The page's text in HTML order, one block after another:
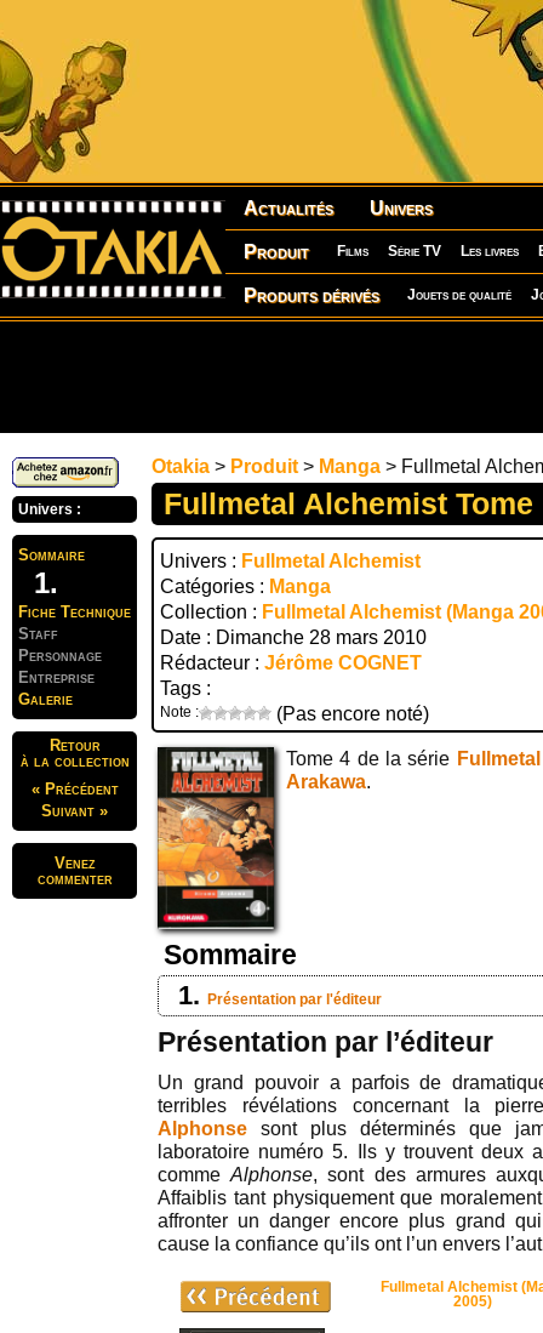
Actualités Univers
Produit Films Série TV Les livres
Produits dérivés Jouets de qualité
Univers :
Sommaire
Fiche Technique
Staff
Personnage
Entreprise
Galerie
Retour
à la collection
« Précédent
Suivant »
Venez
commenter
Otakia > Produit > Manga > Fullmetal
Fullmetal Alchemist Tome
Univers : Fullmetal Alchemist
Catégories : Manga
Collection : Fullmetal Alchemist (Manga
Date : Dimanche 28 mars 2010
Rédacteur : Jérôme COGNET
Tags :
Note : (Pas encore noté)
Tome 4 de la série
Arakawa.
Sommaire
Présentation par l'éditeur
Présentation par l’éditeur
Un grand pouvoir a parfois de
terribles révélations concernant la
Alphonse sont plus déterminés que
laboratoire numéro 5. Ils y trouvent deux
commeAlphonse, sont des armures
Affaiblis tant physiquement que
affronter un danger encore plus grand
cause la confiance qu’ils ont l’un envers
Fullmetal Alchemist
2005)